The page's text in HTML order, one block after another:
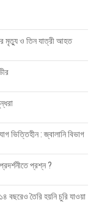
মৃত্যু ও তিন যাত্রী আহত
ভিত্তিহীন : জ্বালানি বিভাগ
প্রশ্ন ?
তৈরি হয়নি চুরি যাওয়া